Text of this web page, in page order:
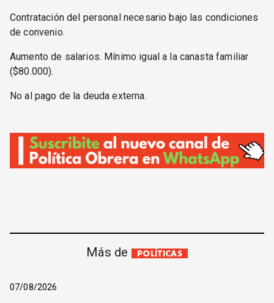
Contratación del personal necesario bajo las condiciones
de convenio.
Aumento de salarios. Mínimo igual a la canasta familiar
($80.000).
No al pago de la deuda externa.
Más de POLÍTICAS
07/08/2026